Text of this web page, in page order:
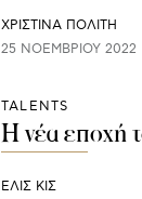
ΧΡΙΣΤΙΝΑ ΠΟΛΙΤΗ
25 ΝΟΕΜΒΡΊΟΥ 2022
TALENTS
Η νέα εποχή
ΕΛΙΣ ΚΙΣ